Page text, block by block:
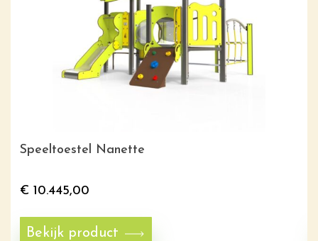
Speeltoestel Nanette
€ 10.445,00
Bekijk product